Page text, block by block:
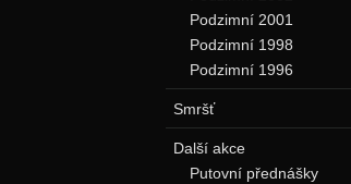
Podzimní 2001
Podzimní 1998
Podzimní 1996
Smršť
Další akce
Putovní přednášky